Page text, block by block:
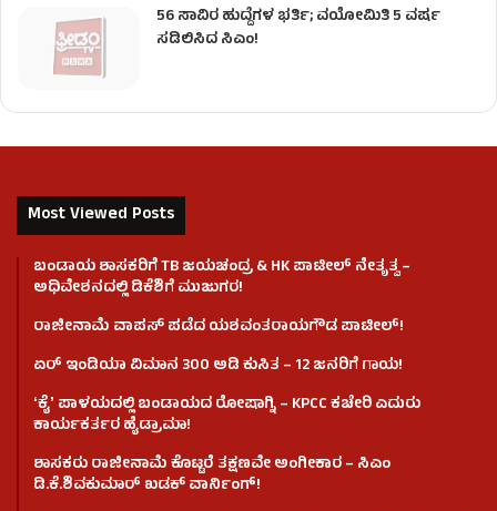
56 ಸಾವಿರ ಹುದ್ದೆಗಳ ಭರ್ತಿ; ವಯೋಮಿತಿ 5 ವರ್ಷ
ಸಡಿಲಿಸಿದ ಸಿಎಂ!
Most Viewed Posts
ಬಂಡಾಯ ಶಾಸಕರಿಗೆ TB ಜಯಚಂದ್ರ & HK ಪಾಟೀಲ್ ನೇತೃತ್ವ –
ಅಧಿವೇಶನದಲ್ಲಿ ಡಿಕೆಶಿಗೆ ಮುಜುಗರ!
ರಾಜೀನಾಮೆ ವಾಪಸ್ ಪಡೆದ ಯಶವಂತರಾಯಗೌಡ ಪಾಟೀಲ್‌!
ಏರ್ ಇಂಡಿಯಾ ವಿಮಾನ 300 ಅಡಿ ಕುಸಿತ – 12 ಜನರಿಗೆ ಗಾಯ!
ʻಕೈʼ​ ಪಾಳಯದಲ್ಲಿ ಬಂಡಾಯದ ರೋಷಾಗ್ನಿ – KPCC ಕಚೇರಿ ಎದುರು
ಕಾರ್ಯಕರ್ತರ ಹೈಡ್ರಾಮಾ!
ಶಾಸಕರು ರಾಜೀನಾಮೆ ಕೊಟ್ಟರೆ ತಕ್ಷಣವೇ ಅಂಗೀಕಾರ – ಸಿಎಂ
ಡಿ.ಕೆ.ಶಿವಕುಮಾರ್ ಖಡಕ್ ವಾರ್ನಿಂಗ್!